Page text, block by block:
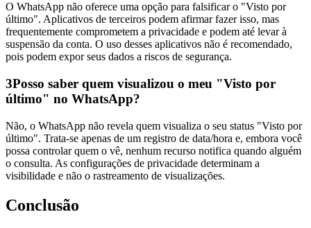
O WhatsApp não oferece uma opção para falsificar o "Visto por
último". Aplicativos de terceiros podem afirmar fazer isso, mas
frequentemente comprometem a privacidade e podem até levar à
suspensão da conta. O uso desses aplicativos não é recomendado,
pois podem expor seus dados a riscos de segurança.
3Posso saber quem visualizou o meu "Visto por
último" no WhatsApp?
Não, o WhatsApp não revela quem visualiza o seu status "Visto por
último". Trata-se apenas de um registro de data/hora e, embora você
possa controlar quem o vê, nenhum recurso notifica quando alguém
o consulta. As configurações de privacidade determinam a
visibilidade e não o rastreamento de visualizações.
Conclusão